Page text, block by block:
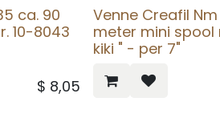
ca. 90
10-8043
$ 8,05
Venne Creafil
meter mini spool
kiki " - per 7"